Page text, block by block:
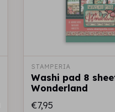
STAMPERIA
Washi pad 8
Wonderland
€7,95